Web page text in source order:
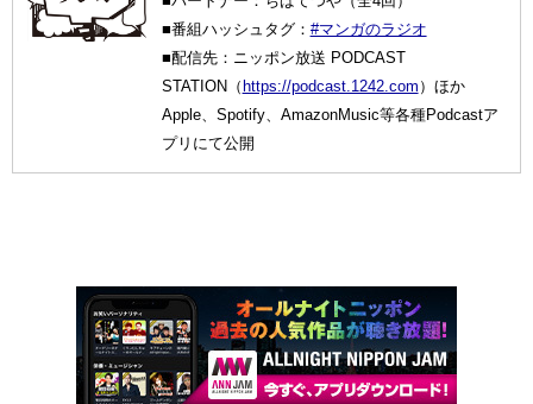
■番組ハッシュタグ： #マンガのラジオ
■配信先：ニッポン放送 PODCAST
STATION（https://podcast.1242.com ）ほか
Apple、Spotify、AmazonMusic等各種Podcastア
プリにて公開